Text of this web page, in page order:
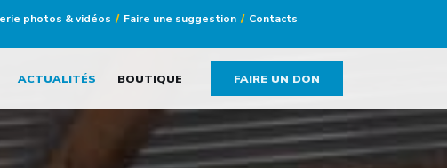
photos & vidéos Faire une suggestion Contacts
ACTUALITÉS BOUTIQUE FAIRE UN DON